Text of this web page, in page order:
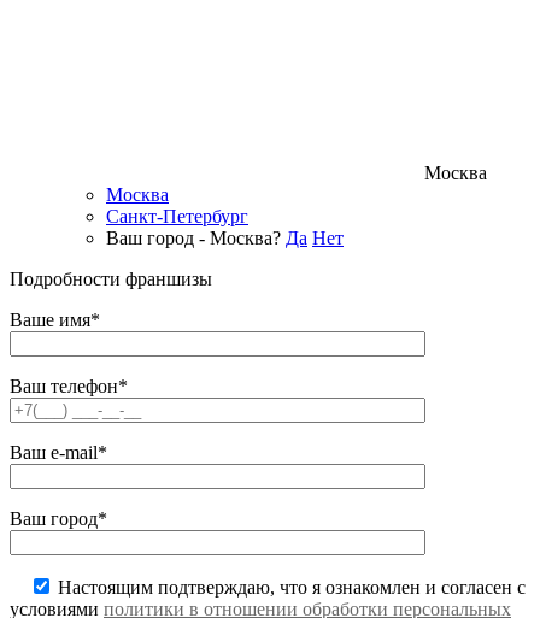
Москва
Москва
Санкт-Петербург
Ваш город - Москва? Да Нет
Подробности франшизы
Ваше имя*
Ваш телефон*
Ваш e-mail*
Ваш город*
Настоящим подтверждаю, что я ознакомлен и согласен с
условиями политики в отношении обработки персональных